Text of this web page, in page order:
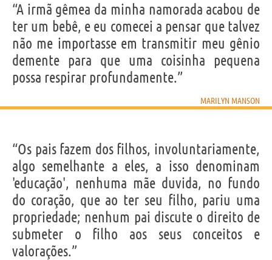
“A irmã gêmea da minha namorada acabou de
ter um bebê, e eu comecei a pensar que talvez
não me importasse em transmitir meu gênio
demente para que uma coisinha pequena
possa respirar profundamente.”
MARILYN MANSON
“Os pais fazem dos filhos, involuntariamente,
algo semelhante a eles, a isso denominam
'educação', nenhuma mãe duvida, no fundo
do coração, que ao ter seu filho, pariu uma
propriedade; nenhum pai discute o direito de
submeter o filho aos seus conceitos e
valorações.”